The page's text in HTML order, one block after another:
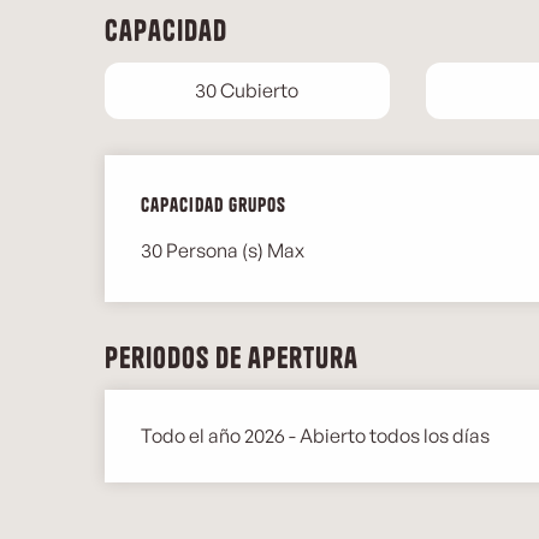
Capacidad
30 Cubierto
Capacidad grupos
Capacidad grupos
30 Persona (s) Max
Periodos de apertura
Todo el año 2026 - Abierto todos los días